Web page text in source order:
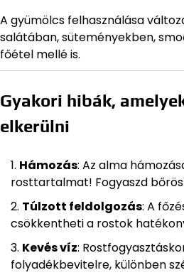
A gyümölcs felhasználása
salátában, süteményekben,
főétel mellé is.
Gyakori hibák,
elkerülni
Hámozás: Az alma
rosttartalmat! Fogyaszd
Túlzott feldolgozás: A
csökkentheti a rostok
Kevés víz:
folyadékbevitelre, különben